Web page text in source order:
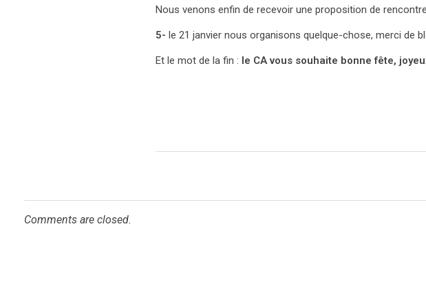
Nous venons enfin de recevoir une proposition de
5- le 21 janvier nous organisons quelque-chose, merci de
Et le mot de la fin : le CA vous souhaite bonne fête,
Comments are closed.